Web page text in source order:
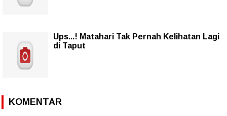
Ups...! Matahari Tak Pernah Kelihatan Lagi
di Taput
KOMENTAR